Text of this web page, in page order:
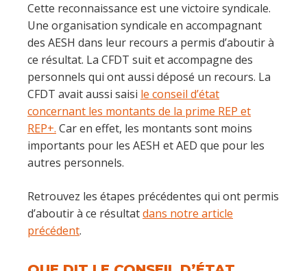
Cette reconnaissance est une victoire syndicale.
Une organisation syndicale en accompagnant
des AESH dans leur recours a permis d’aboutir à
ce résultat. La CFDT suit et accompagne des
personnels qui ont aussi déposé un recours. La
CFDT avait aussi saisi le conseil d’état
concernant les montants de la prime REP et
REP+. Car en effet, les montants sont moins
importants pour les AESH et AED que pour les
autres personnels.
Retrouvez les étapes précédentes qui ont permis
d’aboutir à ce résultatdans notre article
précédent.